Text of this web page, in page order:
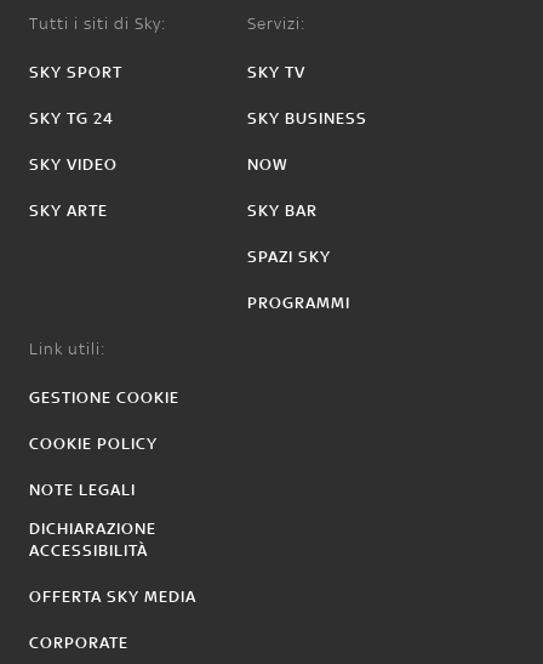
Tutti i siti di Sky:
SKY SPORT
SKY TG 24
SKY VIDEO
SKY ARTE
Servizi:
SKY TV
SKY BUSINESS
NOW
SKY BAR
SPAZI SKY
PROGRAMMI
Link utili:
GESTIONE COOKIE
COOKIE POLICY
NOTE LEGALI
DICHIARAZIONE
ACCESSIBILITÀ
OFFERTA SKY MEDIA
CORPORATE